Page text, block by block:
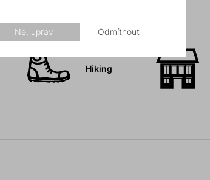
Hiking
Ne, uprav Odmítnout